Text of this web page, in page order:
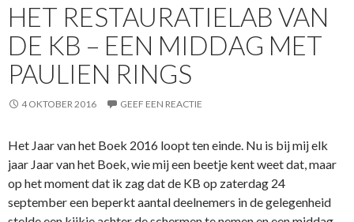
HET RESTAURATIELAB VAN
DE KB – EEN MIDDAG MET
PAULIEN RINGS
4 OKTOBER 2016 GEEF EEN REACTIE
Het Jaar van het Boek 2016 loopt ten einde. Nu is bij mij elk
jaar Jaar van het Boek, wie mij een beetje kent weet dat, maar
op het moment dat ik zag dat de KB op zaterdag 24
september een beperkt aantal deelnemers in de gelegenheid